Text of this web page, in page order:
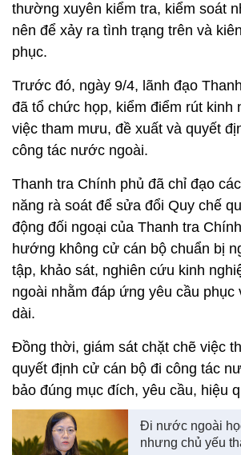
thường xuyên kiểm tra, kiểm soát
nên để xảy ra tình trạng trên và
phục.
Trước đó, ngày 9/4, lãnh đạo
đã tổ chức họp, kiểm điểm rút kinh
việc tham mưu, đề xuất và quyết
công tác nước ngoài.
Thanh tra Chính phủ đã chỉ đạo
năng rà soát để sửa đổi Quy chế
động đối ngoại của Thanh tra
hướng không cử cán bộ chuẩn bị
tập, khảo sát, nghiên cứu kinh
ngoài nhằm đáp ứng yêu cầu phục
dài.
Đồng thời, giám sát chặt chẽ việc
quyết định cử cán bộ đi công tác
bảo đúng mục đích, yêu cầu, hiệu
Đi nước ngoài
nhưng chủ yếu